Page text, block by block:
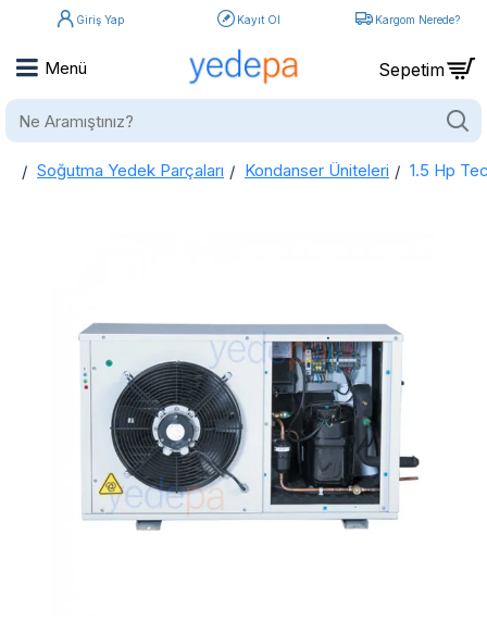
Giriş Yap Kayıt Ol Kargom Nerede?
Ne
home
Soğutma Yedek Parçaları Kondanser Üniteleri 1.5 Hp